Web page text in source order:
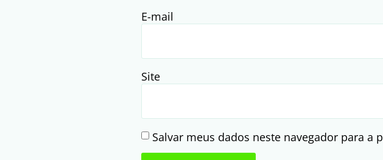
E-mail
Site
Salvar meus dados neste navegador para a